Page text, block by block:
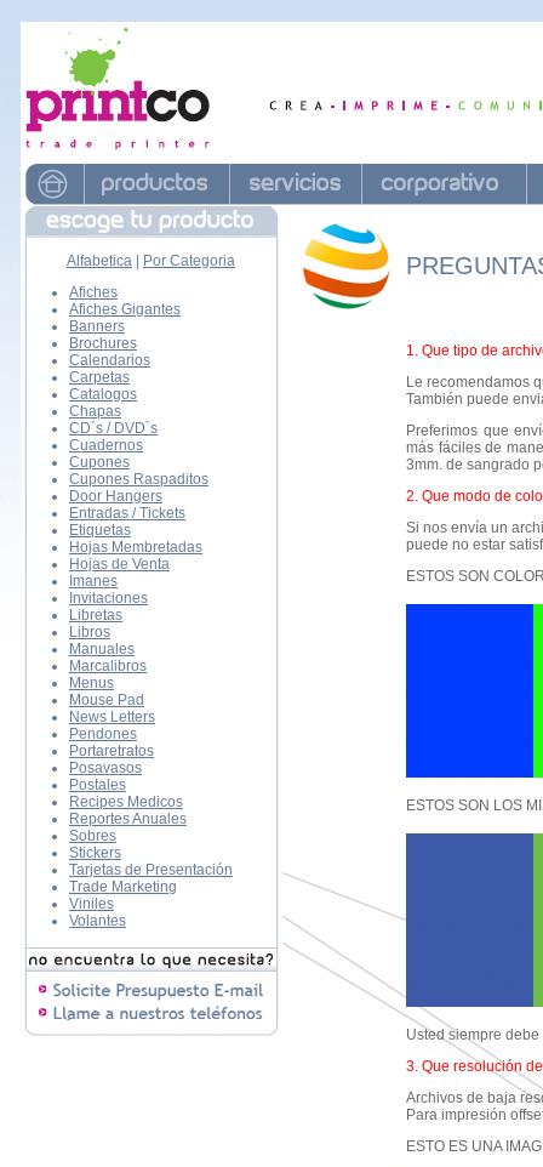
Alfabetica
Por Categoria
Afiches
Afiches Gigantes
Banners
Brochures
Calendarios
Carpetas
Catalogos
Chapas
CD´s / DVD´s
Cuadernos
Cupones
Cupones Raspaditos
Door Hangers
Entradas / Tickets
Etiquetas
Hojas Membretadas
Hojas de Venta
Imanes
Invitaciones
Libretas
Libros
Manuales
Marcalibros
Menus
Mouse Pad
News Letters
Pendones
Portaretratos
Posavasos
Postales
Recipes Medicos
Reportes Anuales
Sobres
Stickers
Tarjetas de Presentación
Trade Marketing
Viniles
Volantes
1. Que tipo de
Le recomendamos
También puede
Preferimos que
más fáciles de
3mm. de sangrado
2. Que modo de
Si nos envía un
puede no estar
ESTOS SON
ESTOS SON LOS
Usted siempre
3. Que resolución
Archivos de baja
Para impresión
ESTO ES UNA